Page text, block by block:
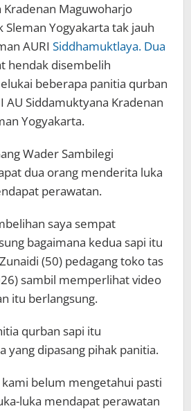
Maguwoharjo
Sleman Yogyakarta tak jauh
AURI Siddhamuktlaya. Dua
hendak disembelih
beberapa panitia qurban
AU Siddamuktyana Kradenan
Yogyakarta.
Wader Sambilegi
dua orang menderita luka
perawatan.
saya sempat
bagaimana kedua sapi itu
(50) pedagang toko tas
sambil memperlihat video
itu berlangsung.
qurban sapi itu
yang dipasang pihak panitia.
kami belum mengetahui pasti
luka mendapat perawatan